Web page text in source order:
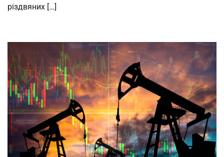
різдвяних […]